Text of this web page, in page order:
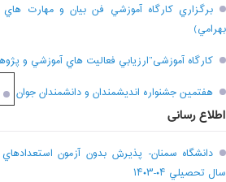
بهرامي)
کارگاه آموزشی”ارزيابي فعاليت هاي آموزشي و
هفتمين جشنواره انديشمندان و دانشمندان جوان
اطلاع رسانی
دانشگاه سمنان- پذيرش بدون آزمون
سال تحصيلي ۰۴-۱۴۰۳